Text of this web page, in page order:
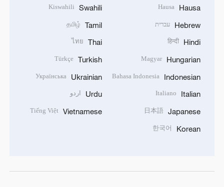
Hausa
Hausa
Hebrew עברית
Hindi
हिन्दी
Hungarian
Magyar
Indonesian
Bahasa Indonesia
Italian
Italiano
Japanese
日本語
Korean
한국어
Swahili
Kiswahili
Tamil
தமிழ்
Thai
ไทย
Turkish
Türkçe
Ukrainian
Українська
Urdu اردو
Vietnamese
Tiếng Việt